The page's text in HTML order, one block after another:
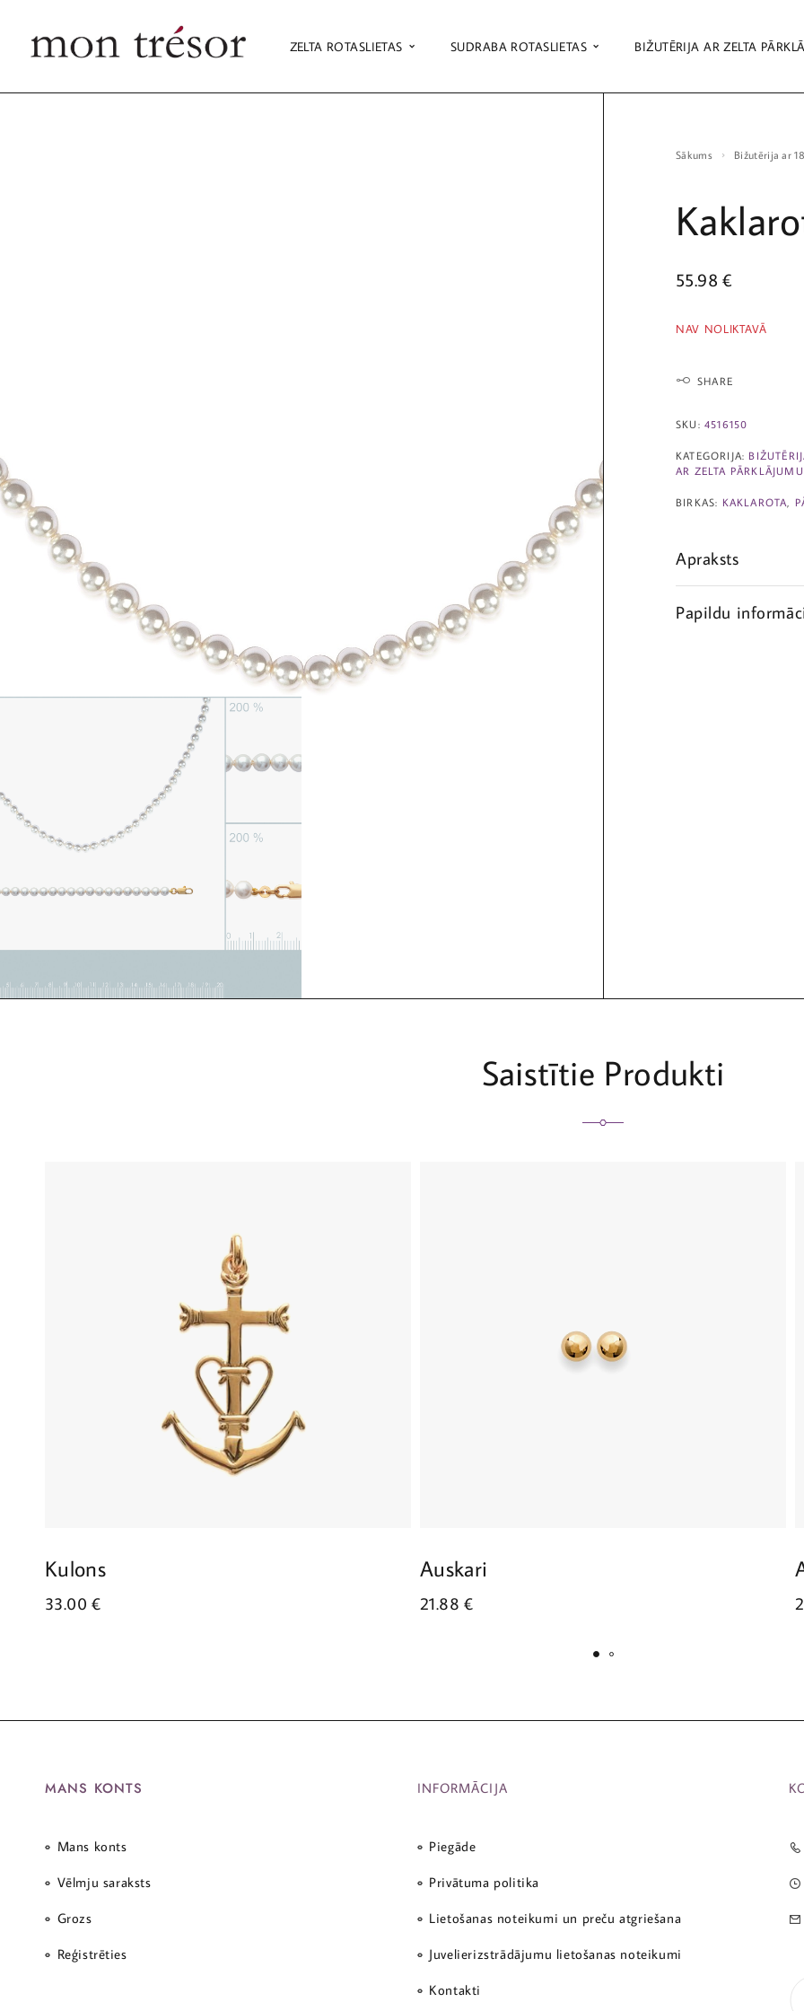
ZELTA ROTASLIETAS SUDRABA ROTASLIETAS BIŽUTĒRIJA AR ZELTA
Sākums Bižutērija ar
55.98€
NAV NOLIKTAVĀ
SHARE
SKU: 4516150
KATEGORIJA:
AR ZELTA PĀRKLĀJUMU
BIRKAS: KAKLAROTA
Apraksts
Papildu
Saistītie Produkti
Kulons
33.00€
Auskari
21.88€
MANS KONTS
Mans konts
Vēlmju saraksts
Grozs
Reģistrēties
INFORMĀCIJA
Piegāde
Privātuma politika
Lietošanas noteikumi un preču atgriešana
Juvelierizstrādājumu lietošanas noteikumi
Kontakti